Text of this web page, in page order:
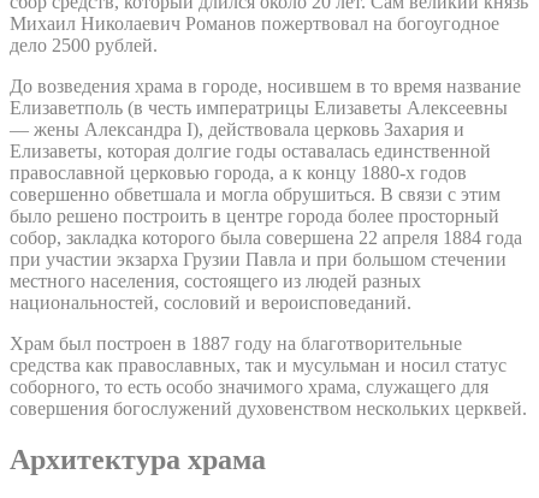
Михаил Николаевич Романов пожертвовал на богоугодное
дело 2500 рублей.
До возведения храма в городе, носившем в то время название
Елизаветполь (в честь императрицы Елизаветы Алексеевны
— жены Александра I), действовала церковь Захария и
Елизаветы, которая долгие годы оставалась единственной
православной церковью города, а к концу 1880-х годов
совершенно обветшала и могла обрушиться. В связи с этим
было решено построить в центре города более просторный
собор, закладка которого была совершена 22 апреля 1884 года
при участии экзарха Грузии Павла и при большом стечении
местного населения, состоящего из людей разных
национальностей, сословий и вероисповеданий.
Храм был построен в 1887 году на благотворительные
средства как православных, так и мусульман и носил статус
соборного, то есть особо значимого храма, служащего для
совершения богослужений духовенством нескольких церквей.
Архитектура храма